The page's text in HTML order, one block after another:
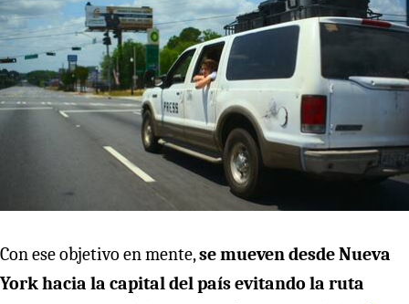
Con ese objetivo en mente,se mueven desde Nueva
York hacia la capital del país evitando la ruta